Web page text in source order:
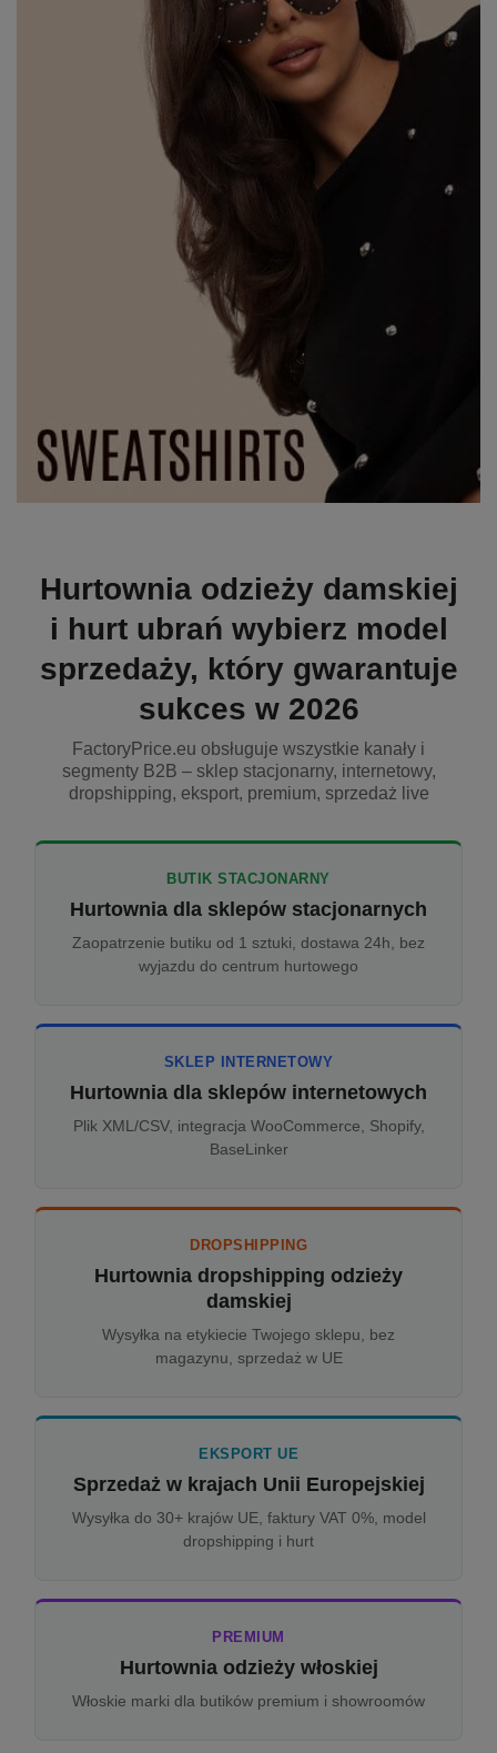
Hurtownia odzieży damskiej
i hurt ubrań wybierz model
sprzedaży, który gwarantuje
sukces w 2026
FactoryPrice.eu obsługuje wszystkie kanały i
segmenty B2B – sklep stacjonarny, internetowy,
dropshipping, eksport, premium, sprzedaż live
BUTIK STACJONARNY
Hurtownia dla sklepów stacjonarnych
Zaopatrzenie butiku od 1 sztuki, dostawa 24h, bez
wyjazdu do centrum hurtowego
SKLEP INTERNETOWY
Hurtownia dla sklepów internetowych
Plik XML/CSV, integracja WooCommerce, Shopify,
BaseLinker
DROPSHIPPING
Hurtownia dropshipping odzieży
damskiej
Wysyłka na etykiecie Twojego sklepu, bez
magazynu, sprzedaż w UE
EKSPORT UE
Sprzedaż w krajach Unii Europejskiej
Wysyłka do 30+ krajów UE, faktury VAT 0%, model
dropshipping i hurt
PREMIUM
Hurtownia odzieży włoskiej
Włoskie marki dla butików premium i showroomów